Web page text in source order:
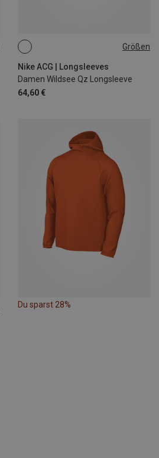
Größen
Nike ACG | Longsleeves
Damen Wildsee Qz Longsleeve
64,60 €
XS
Du sparst 28%